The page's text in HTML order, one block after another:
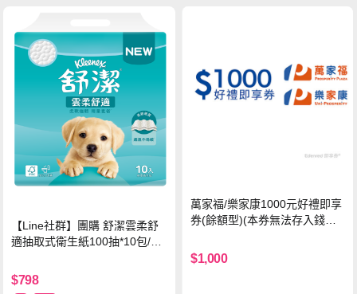
【Line社群】團購 舒潔雲柔舒
適抽取式衛生紙100抽*10包/6
$798
萬家福/樂家康1000元好禮即享
券(餘額型)(本券無法存入錢包
$1,000